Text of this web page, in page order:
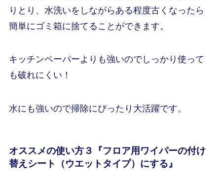
りとり、水洗いをしながらある程度古くなったら
簡単にゴミ箱に捨てることができます。
キッチンペーパーよりも強いのでしっかり使って
も破れにくい！
水にも強いので掃除にぴったり大活躍です。
オススメの使い方３『フロア用ワイパーの付け
替えシート（ウエットタイプ）にする』